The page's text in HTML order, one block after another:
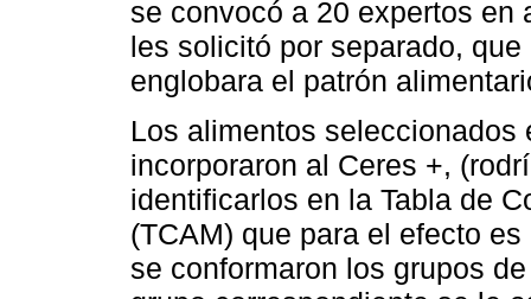
se convocó a 20 expertos en
les solicitó por separado,
englobara el patrón
Los alimentos
incorporaron al Ceres +,
identificarlos en la Tabla de
(TCAM) que para el efecto
se conformaron los grupos